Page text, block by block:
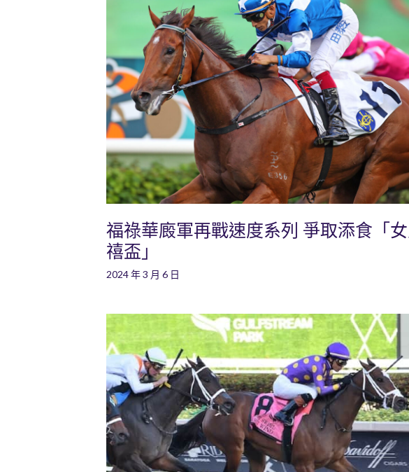
福祿華廄軍再戰速度系列 爭取添食「
禧盃」
2024 年 3 月 6 日